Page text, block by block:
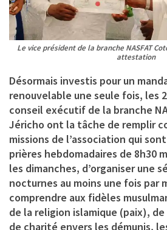
Le vice président de la branche NASFAT
attestation
Désormais investis pour un
renouvelable une seule fois, les
conseil exécutif de la branche
Jéricho ont la tâche de remplir
missions de l’association qui
prières hebdomadaires de 8h30
les dimanches, d’organiser une
nocturnes au moins une fois par
comprendre aux fidèles
de la religion islamique (paix),
de charité envers les démunis,